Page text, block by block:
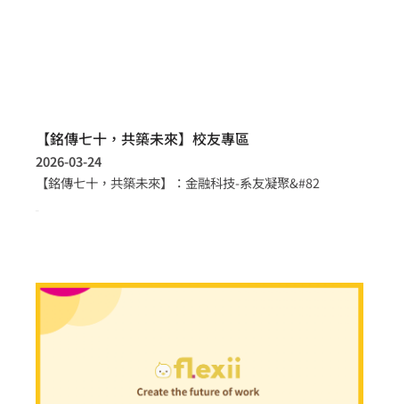
【銘傳七十，共築未來】校友專區
2026-03-24
【銘傳七十，共築未來】：金融科技-系友凝聚&#82